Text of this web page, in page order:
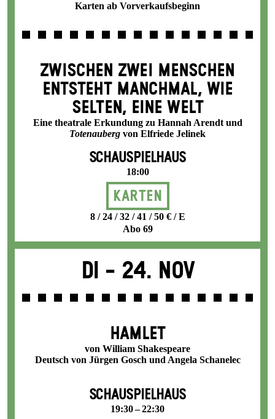
Karten ab Vorverkaufsbeginn
ZWISCHEN ZWEI MENSCHEN
ENT­STEHT MANCH­MAL, WIE
SELTEN, EINE WELT
Eine theatrale Erkundung zu Hannah Arendt und
Totenauberg von Elfriede Jelinek
SCHAUSPIELHAUS
18:00
Karten
8 / 24 / 32 / 41 / 50 € / E
Abo 69
Di - 24. Nov
HAMLET
von William Shakespeare
Deutsch von Jürgen Gosch und Angela Schanelec
SCHAUSPIELHAUS
19:30 – 22:30